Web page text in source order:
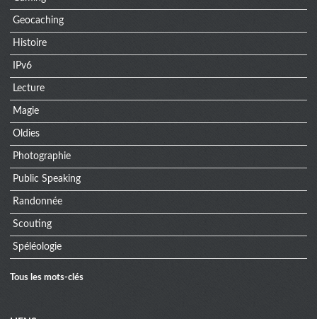
Geocaching
Histoire
IPv6
Lecture
Magie
Oldies
Photographie
Public Speaking
Randonnée
Scouting
Spéléologie
Tous les mots-clés